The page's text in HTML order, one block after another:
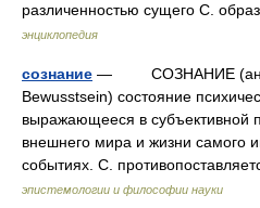
различенностью сущего С.
энциклопедия
сознание — СОЗНАНИЕ (англ.
Bewusstsein) состояние
выражающееся в субъективной
внешнего мира и жизни самого
событиях. С.
эпистемологии и философии науки